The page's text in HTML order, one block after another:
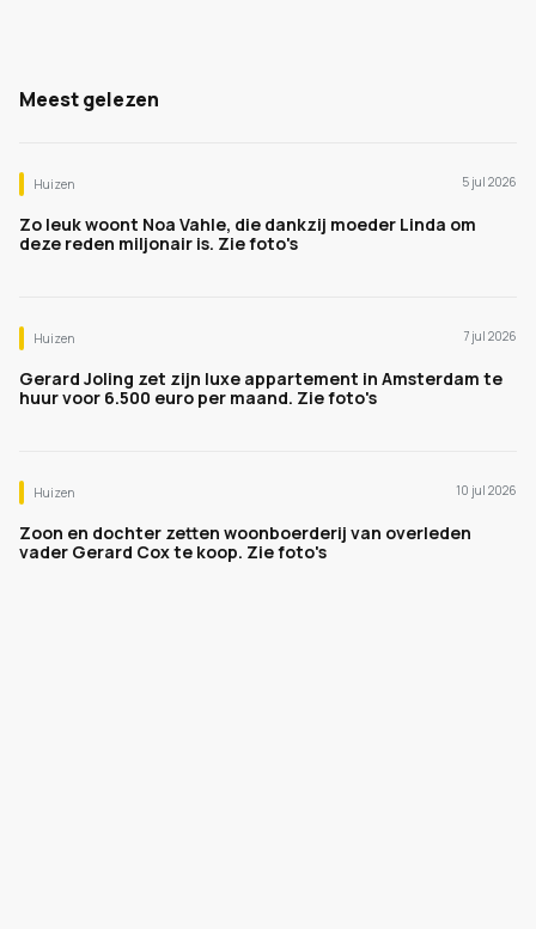
Meest gelezen
Huizen 5 jul 2026
Zo leuk woont Noa Vahle, die dankzij moeder Linda om
deze reden miljonair is. Zie foto's
Huizen 7 jul 2026
Gerard Joling zet zijn luxe appartement in Amsterdam te
huur voor 6.500 euro per maand. Zie foto's
Huizen 10 jul 2026
Zoon en dochter zetten woonboerderij van overleden
vader Gerard Cox te koop. Zie foto's